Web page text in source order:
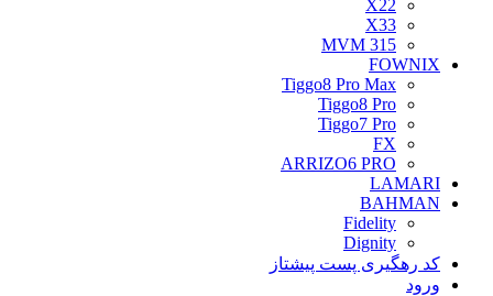
X22
X33
MVM 315
FOWNIX
Tiggo8 Pro Max
Tiggo8 Pro
Tiggo7 Pro
FX
ARRIZO6 PRO
LAMARI
BAHMAN
Fidelity
Dignity
کد رهگیری پست پیشتاز
ورود